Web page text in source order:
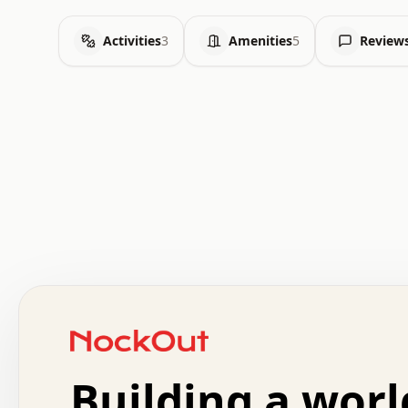
Activities3 Amenities5
.   +   .   .   o   .   .   .   .   .   .   :   .
.   .   o   .   .   .   .   .   .   .   .   x   .
.   .   .   .   +   .   .   .   .   .   .   .   +